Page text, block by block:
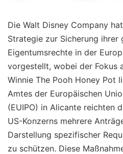
Die Walt Disney Company
Strategie zur Sicherung ihrer
Eigentumsrechte in der
vorgestellt, wobei der Fokus
Winnie The Pooh Honey Pot
Amtes der Europäischen
(EUIPO) in Alicante reichten
US-Konzerns mehrere
Darstellung spezifischer
zu schützen. Diese